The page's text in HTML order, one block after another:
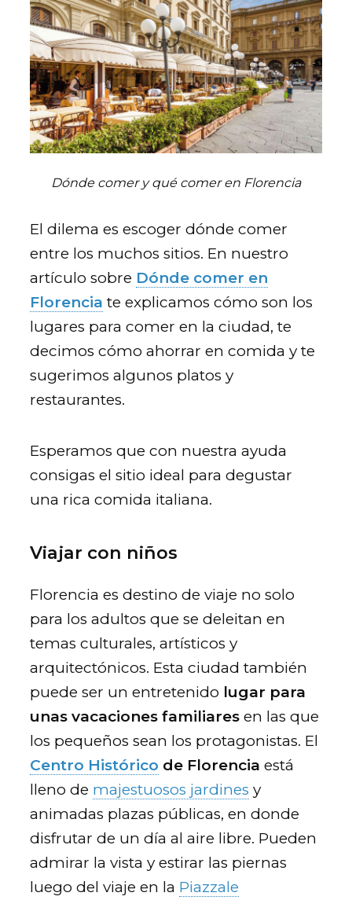
Dónde comer y qué comer en Florencia
El dilema es escoger dónde comer
entre los muchos sitios. En nuestro
artículo sobre Dónde comer en
Florencia te explicamos cómo son los
lugares para comer en la ciudad, te
decimos cómo ahorrar en comida y te
sugerimos algunos platos y
restaurantes.
Esperamos que con nuestra ayuda
consigas el sitio ideal para degustar
una rica comida italiana.
Viajar con niños
Florencia es destino de viaje no solo
para los adultos que se deleitan en
temas culturales, artísticos y
arquitectónicos. Esta ciudad también
puede ser un entretenido lugar para
unas vacaciones familiares en las que
los pequeños sean los protagonistas. El
Centro Histórico de Florencia está
lleno de majestuosos jardines y
animadas plazas públicas, en donde
disfrutar de un día al aire libre. Pueden
admirar la vista y estirar las piernas
luego del viaje en la Piazzale